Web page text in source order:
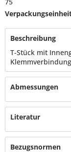
Beschreibung
T-Stück mit
Abmessungen
Literatur
Bezugsnormen